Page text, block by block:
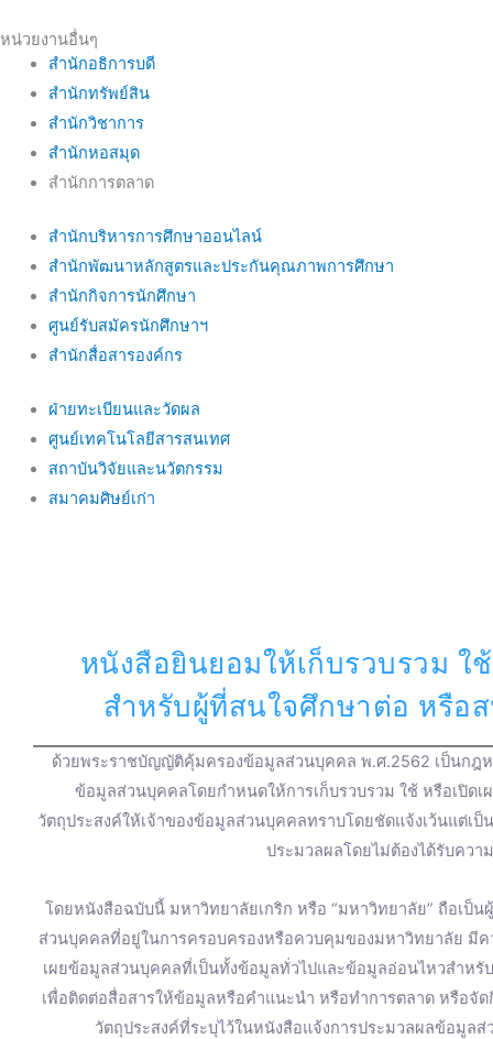
หน่วยงานอื่นๆ
สำนักอธิการบดี
สำนักทรัพย์สิน
สำนักวิชาการ
สำนักหอสมุด
สำนักการตลาด
สำนักบริหารการศึกษาออนไลน์
สำนักพัฒนาหลักสูตรและประกันคุณภาพการศึกษา
สำนักกิจการนักศึกษา
ศูนย์รับสมัครนักศึกษาฯ
สำนักสื่อสารองค์กร
ฝ่ายทะเบียนและวัดผล
ศูนย์เทคโนโลยีสารสนเทศ
สถาบันวิจัยและนวัตกรรม
สมาคมศิษย์เก่า
หนังสือยินยอมให้เก็บรวบรวม ใ
สำหรับผู้ที่สนใจศึกษาต่อ หรือ
ด้วยพระราชบัญญัติคุ้มครองข้อมูลส่วนบุคคล พ.ศ.2562 เป็นกฎ
ข้อมูลส่วนบุคคลโดยกำหนดให้การเก็บรวบรวม ใช้ หรือเปิ
วัตถุประสงค์ให้เจ้าของข้อมูลส่วนบุคคลทราบโดยชัดแจ้งเว้นแต่
ประมวลผลโดยไม่ต้องได้รับคว
โดยหนังสือฉบับนี้ มหาวิทยาลัยเกริก หรือ “มหาวิทยาลัย” ถือเ
ส่วนบุคคลที่อยู่ในการครอบครองหรือควบคุมของมหาวิทยาลัย มี
เผยข้อมูลส่วนบุคคลที่เป็นทั้งข้อมูลทั่วไปและข้อมูลอ่อนไหวสำห
เพื่อติดต่อสื่อสารให้ข้อมูลหรือคำแนะนำ หรือทำการตลาด หรือจั
วัตถุประสงค์ที่ระบุไว้ในหนังสือแจ้งการประมวลผลข้อมูล